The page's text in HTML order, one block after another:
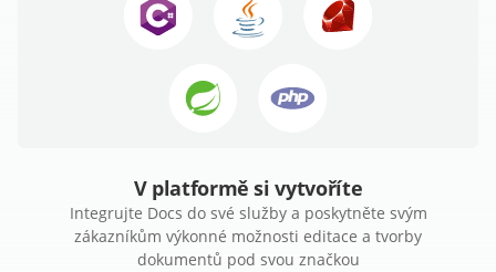
V platformě si vytvoříte
Integrujte Docs do své služby a poskytněte svým
zákazníkům výkonné možnosti editace a tvorby
dokumentů pod svou značkou